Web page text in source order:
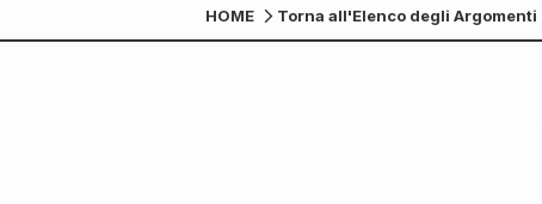
HOME Torna all'Elenco degli Argomenti